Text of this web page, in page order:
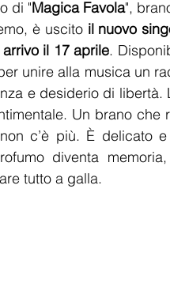
di "Magica Favola",
è uscito il nuovo
arrivo il 17 aprile.
unire alla musica un
e desiderio di
Un brano
c’è più. È delicato
diventa
tutto a galla.